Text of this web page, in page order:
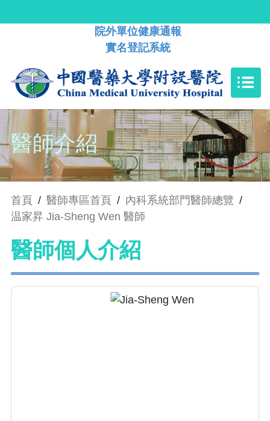
院外單位健康通報
實名登記系統
醫師介紹
首頁 / 醫師專區首頁 / 內科系統部門醫師總覽 /
温家昇 Jia-Sheng Wen 醫師
醫師個人介紹